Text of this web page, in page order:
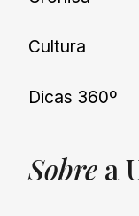
Cultura
Dicas 360º
Sobre a